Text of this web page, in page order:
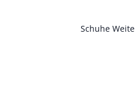
Schuhe Weite